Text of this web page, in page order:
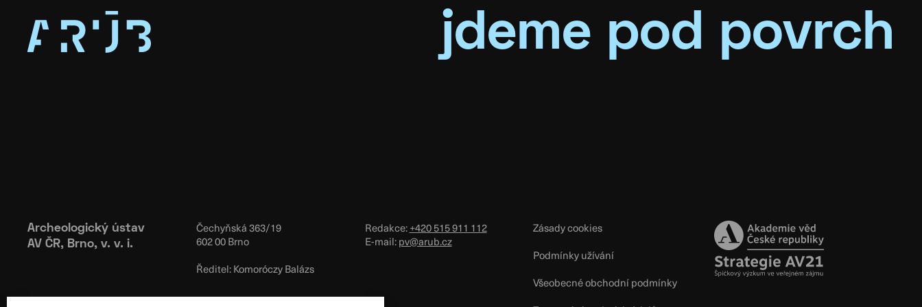
jdeme pod povrch
Archeologický ústav
AV ČR, Brno, v. v. i.
Čechyňská 363/19
602 00 Brno
Ředitel: Komoróczy Balázs
Redakce:+420 515 911 112
E-mail:pv@arub.cz
Zásady cookies
Podmínky užívání
Všeobecné obchodní podmínky